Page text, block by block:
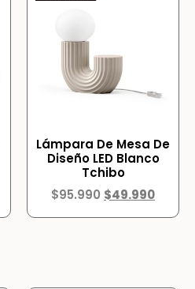
Lámpara De Mesa De
Diseño LED Blanco
Tchibo
$95.990 $49.990